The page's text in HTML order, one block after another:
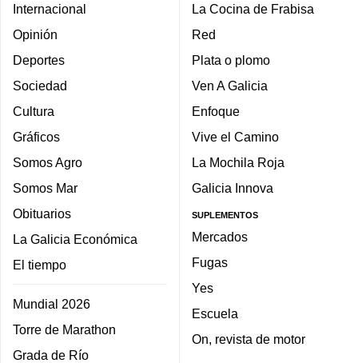
Internacional
Opinión
Deportes
Sociedad
Cultura
Gráficos
Somos Agro
Somos Mar
Obituarios
La Galicia Económica
El tiempo
Mundial 2026
Torre de Marathon
Grada de Río
La Cocina de Frabisa
Red
Plata o plomo
Ven A Galicia
Enfoque
Vive el Camino
La Mochila Roja
Galicia Innova
SUPLEMENTOS
Mercados
Fugas
Yes
Escuela
On, revista de motor